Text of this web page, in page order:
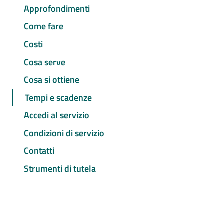
Approfondimenti
Come fare
Costi
Cosa serve
Cosa si ottiene
Tempi e scadenze
Accedi al servizio
Condizioni di servizio
Contatti
Strumenti di tutela